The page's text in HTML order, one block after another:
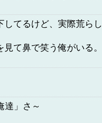
してるけど、実際荒ら
見て鼻で笑う俺がいる。
」さ～